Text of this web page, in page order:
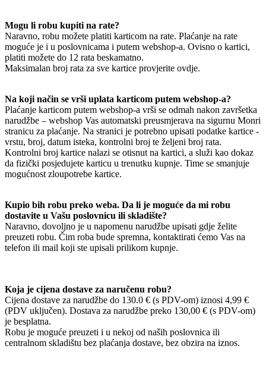
Mogu li robu kupiti na rate?
Naravno, robu možete platiti karticom na rate. Plaćanje na rate
moguće je i u poslovnicama i putem webshop-a. Ovisno o kartici,
platiti možete do 12 rata beskamatno.
Maksimalan broj rata za sve kartice provjerite ovdje.
Na koji način se vrši uplata karticom putem webshop-a?
Plaćanje karticom putem webshop-a vrši se odmah nakon završetka
narudžbe – webshop Vas automatski preusmjerava na sigurnu Monri
stranicu za plaćanje. Na stranici je potrebno upisati podatke kartice -
vrstu, broj, datum isteka, kontrolni broj te željeni broj rata.
Kontrolni broj kartice nalazi se otisnut na kartici, a služi kao dokaz
da fizički posjedujete karticu u trenutku kupnje. Time se smanjuje
mogućnost zloupotrebe kartice.
Kupio bih robu preko weba. Da li je moguće da mi robu
dostavite u Vašu poslovnicu ili skladište?
Naravno, dovoljno je u napomenu narudžbe upisati gdje želite
preuzeti robu. Čim roba bude spremna, kontaktirati ćemo Vas na
telefon ili mail koji ste upisali prilikom kupnje.
Koja je cijena dostave za naručenu robu?
Cijena dostave za narudžbe do 130.0 € (s PDV-om) iznosi 4,99 €
(PDV uključen). Dostava za narudžbe preko 130,00 € (s PDV-om)
je besplatna.
Robu je moguće preuzeti i u nekoj od naših poslovnica ili
centralnom skladištu bez plaćanja dostave, bez obzira na iznos.